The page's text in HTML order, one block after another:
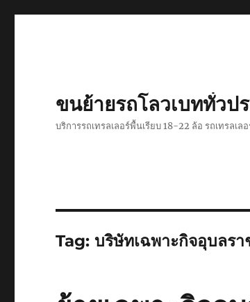
ขนย้ายรถโลวเบททั่วป
บริการรถเทรลเลอร์พื้นเรียบ 18-22 ล้อ รถเทรล
Tag:บริษัทเฉพาะกิจอุบลร